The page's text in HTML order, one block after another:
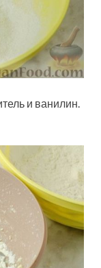
и ванилин.